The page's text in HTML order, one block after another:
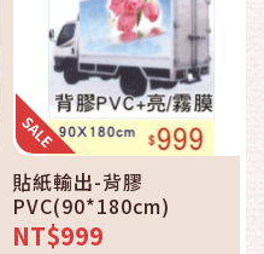
貼紙輸出-背膠
PVC(90*180cm)
NT$999